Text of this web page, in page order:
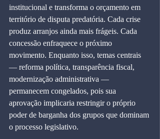
institucional e transforma o orçamento em
território de disputa predatória. Cada crise
produz arranjos ainda mais frágeis. Cada
concessão enfraquece o próximo
movimento. Enquanto isso, temas centrais
— reforma política, transparência fiscal,
modernização administrativa —
permanecem congelados, pois sua
aprovação implicaria restringir o próprio
poder de barganha dos grupos que dominam
o processo legislativo.